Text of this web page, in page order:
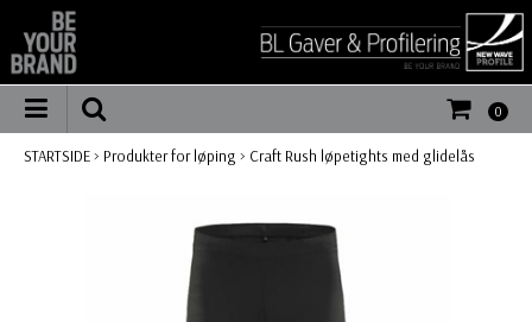
0
STARTSIDE> Produkter for løping > Craft Rush løpetights med glidelås